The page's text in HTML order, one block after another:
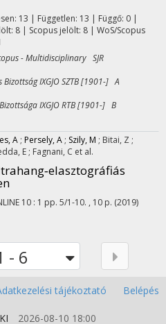
13 | Független: 13 | Függő: 0 |
8 | Scopus jelölt: 8 | WoS/Scopus
- Multidisciplinary SJR
IXGJO SZTB [1901-] A
IXGJO RTB [1901-] B
A ; Persely, A ; Szily, M ; Bitai, Z ;
E ; Fagnani, C et al.
10 : 1 pp. 5/1-10. , 10 p. (2019)
- 6
tájékoztató Belépés
2026-08-10 18:00